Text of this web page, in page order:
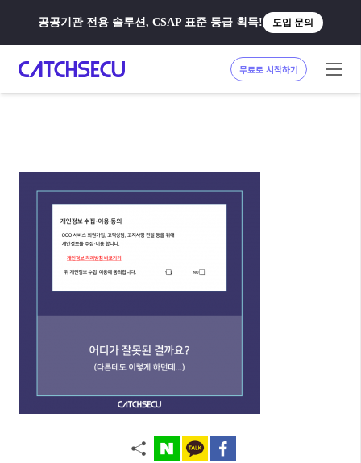
공공기관 전용 솔루션, CSAP 표준 등급 획득! 도입 문의
무료로 시작하기